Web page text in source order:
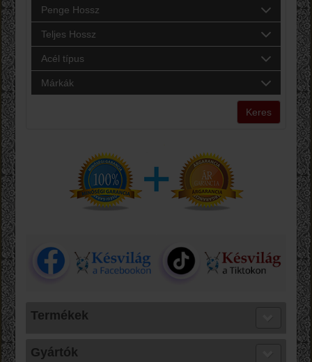
Penge Hossz
Teljes Hossz
Acél típus
Márkák
Keres
Termékek
Gyártók